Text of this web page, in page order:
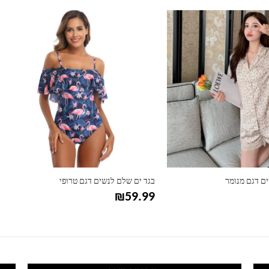
לנשים דגם טרופי בגד ים ביקיני לנשים דגם לייס
57.99